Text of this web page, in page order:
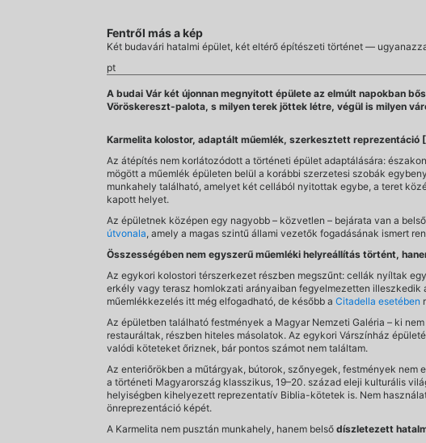
Fentről más a kép
Két budavári hatalmi épület, két eltérő építészeti történet —
pt
A budai Vár két újonnan megnyitott épülete az elmúlt napokban
Vöröskereszt-palota, s milyen terek jöttek létre, végül is milyen
Karmelita kolostor, adaptált műemlék, szerkesztett reprezentáció
Az átépítés nem korlátozódott a történeti épület adaptálására:
mögött a műemlék épületen belül a korábbi szerzetesi szobák
munkahely található, amelyet két cellából nyitottak egybe, a teret
kapott helyet.
Az épületnek középen egy nagyobb – közvetlen – bejárata van a
útvonala, amely a magas szintű állami vezetők fogadásának ismert
Összességében nem egyszerű műemléki helyreállítás történt,
Az egykori kolostori térszerkezet részben megszűnt: cellák nyíltak
erkély vagy terasz homlokzati arányaiban fegyelmezetten illeszkedik
műemlékkezelés itt még elfogadható, de később a Citadella esetében
Az épületben található festmények a Magyar Nemzeti Galéria – ki
restauráltak, részben hiteles másolatok. Az egykori Várszínház
valódi köteteket őriznek, bár pontos számot nem találtam.
Az enteriőrökben a műtárgyak, bútorok, szőnyegek, festmények
a történeti Magyarország klasszikus, 19–20. század eleji kulturális
helyiségben kihelyezett reprezentatív Biblia-kötetek is. Nem
önreprezentáció képét.
A Karmelita nem pusztán munkahely, hanem belső díszletezett